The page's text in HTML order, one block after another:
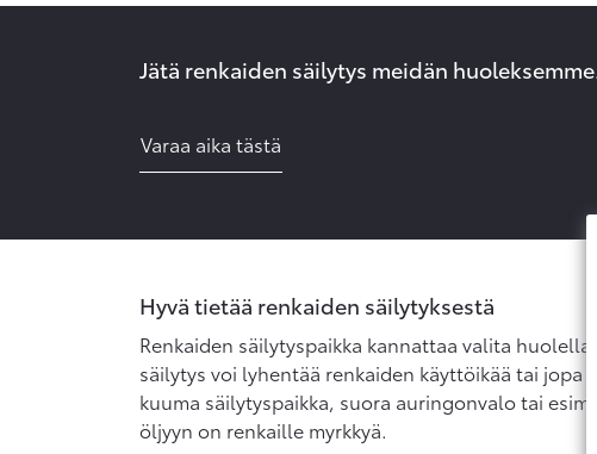
Jätä renkaiden säilytys meidän
Varaa aika tästä
Hyvä tietää renkaiden säilytyksestä
Renkaiden säilytyspaikka kannattaa valita
säilytys voi lyhentää renkaiden käyttöikää tai jopa
kuuma säilytyspaikka, suora auringonvalo tai
öljyyn on renkaille myrkkyä.